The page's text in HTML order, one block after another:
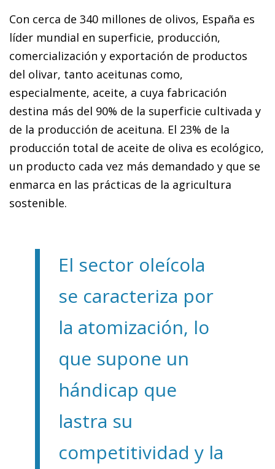
Con cerca de 340 millones de olivos, España es
líder mundial en superficie, producción,
comercialización y exportación de productos
del olivar, tanto aceitunas como,
especialmente, aceite, a cuya fabricación
destina más del 90% de la superficie cultivada y
de la producción de aceituna. El 23% de la
producción total de aceite de oliva es ecológico,
un producto cada vez más demandado y que se
enmarca en las prácticas de la agricultura
sostenible.
El sector oleícola
se caracteriza por
la atomización, lo
que supone un
hándicap que
lastra su
competitividad y la